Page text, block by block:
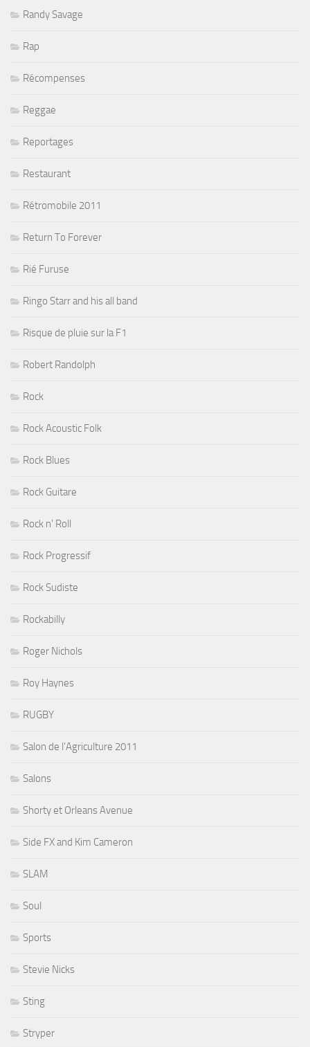
Randy Savage
Rap
Récompenses
Reggae
Reportages
Restaurant
Rétromobile 2011
Return To Forever
Rié Furuse
Ringo Starr and his all band
Risque de pluie sur la F1
Robert Randolph
Rock
Rock Acoustic Folk
Rock Blues
Rock Guitare
Rock n' Roll
Rock Progressif
Rock Sudiste
Rockabilly
Roger Nichols
Roy Haynes
RUGBY
Salon de l'Agriculture 2011
Salons
Shorty et Orleans Avenue
Side FX and Kim Cameron
SLAM
Soul
Sports
Stevie Nicks
Sting
Stryper